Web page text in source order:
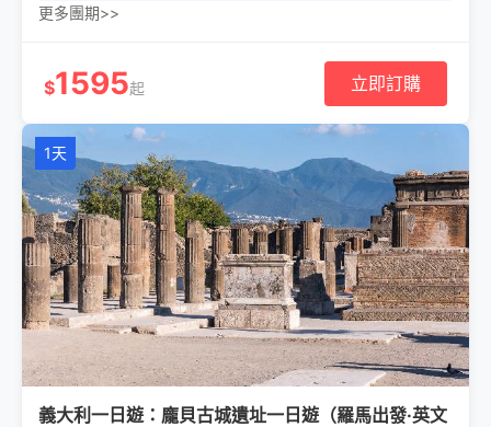
更多團期>>
$1595起 立即訂購
1天
義大利一日遊：龐貝古城遺址一日遊（羅馬出發·英文